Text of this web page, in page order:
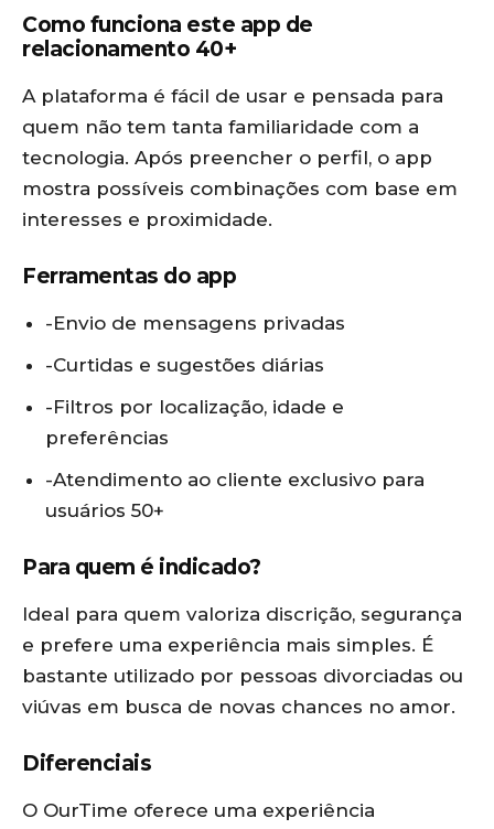
Como funciona este app de
relacionamento 40+
A plataforma é fácil de usar e pensada para
quem não tem tanta familiaridade com a
tecnologia. Após preencher o perfil, o app
mostra possíveis combinações com base em
interesses e proximidade.
Ferramentas do app
-Envio de mensagens privadas
-Curtidas e sugestões diárias
-Filtros por localização, idade e
preferências
-Atendimento ao cliente exclusivo para
usuários 50+
Para quem é indicado?
Ideal para quem valoriza discrição, segurança
e prefere uma experiência mais simples. É
bastante utilizado por pessoas divorciadas ou
viúvas em busca de novas chances no amor.
Diferenciais
O OurTime oferece uma experiência